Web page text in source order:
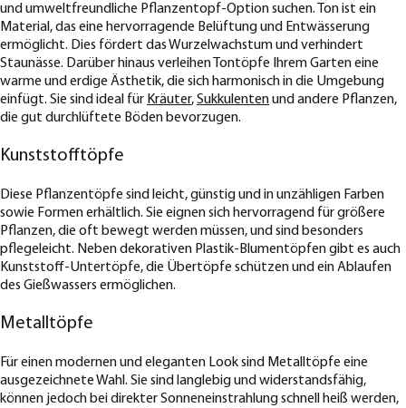
und umweltfreundliche Pflanzentopf-Option suchen. Ton ist ein
Material, das eine hervorragende Belüftung und Entwässerung
ermöglicht. Dies fördert das Wurzelwachstum und verhindert
Staunässe. Darüber hinaus verleihen Tontöpfe Ihrem Garten eine
warme und erdige Ästhetik, die sich harmonisch in die Umgebung
einfügt. Sie sind ideal für Kräuter,Sukkulentenund andere Pflanzen,
die gut durchlüftete Böden bevorzugen.
Kunststofftöpfe
Diese Pflanzentöpfe sind leicht, günstig und in unzähligen Farben
sowie Formen erhältlich. Sie eignen sich hervorragend für größere
Pflanzen, die oft bewegt werden müssen, und sind besonders
pflegeleicht. Neben dekorativen Plastik-Blumentöpfen gibt es auch
Kunststoff-Untertöpfe, die Übertöpfe schützen und ein Ablaufen
des Gießwassers ermöglichen.
Metalltöpfe
Für einen modernen und eleganten Look sind Metalltöpfe eine
ausgezeichnete Wahl. Sie sind langlebig und widerstandsfähig,
können jedoch bei direkter Sonneneinstrahlung schnell heiß werden,